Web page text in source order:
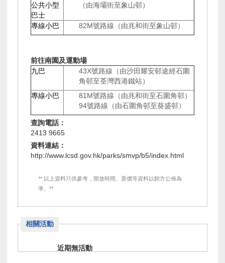
公共小型
巴士
（由海壩街至象山邨）
專線小巴 82M號路線（由兆和街至象山邨）
前往南園及運動場
九巴
43X號路線（由沙田耀安邨途經石圍
角邨至荃灣西港鐵站）
專線小巴
81M號路線（由兆和街至石圍角邨）
94號路線（由石圍角邨至葵盛邨）
查詢電話：
2413 9665
資料連結：
http://www.lcsd.gov.hk/parks/smvp/b5/index.html
** 以上資料只供參考，開放時間、票價等資料以館方公佈為
準。**
相關活動
近期無活動